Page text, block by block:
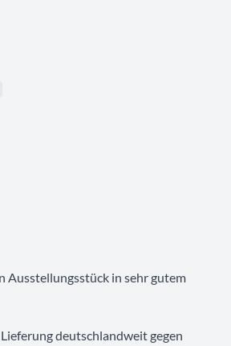
Ausstellungsstück in sehr gutem
deutschlandweit gegen